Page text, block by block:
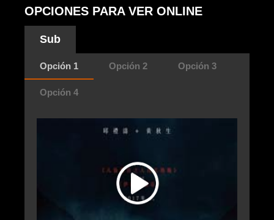
OPCIONES PARA VER ONLINE
Sub
Opción 1 Opción 2 Opción 3
Opción 4